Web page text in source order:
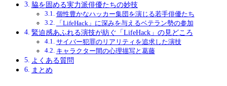
脇を固める実力派俳優たちの妙技
個性豊かなハッカー集団を演じる若手俳優たち
「LifeHack」に深みを与えるベテラン勢の参加
緊迫感あふれる演技が紡ぐ「LifeHack」の見どころ
サイバー犯罪のリアリティを追求した演技
キャラクター間の心理描写と葛藤
よくある質問
まとめ